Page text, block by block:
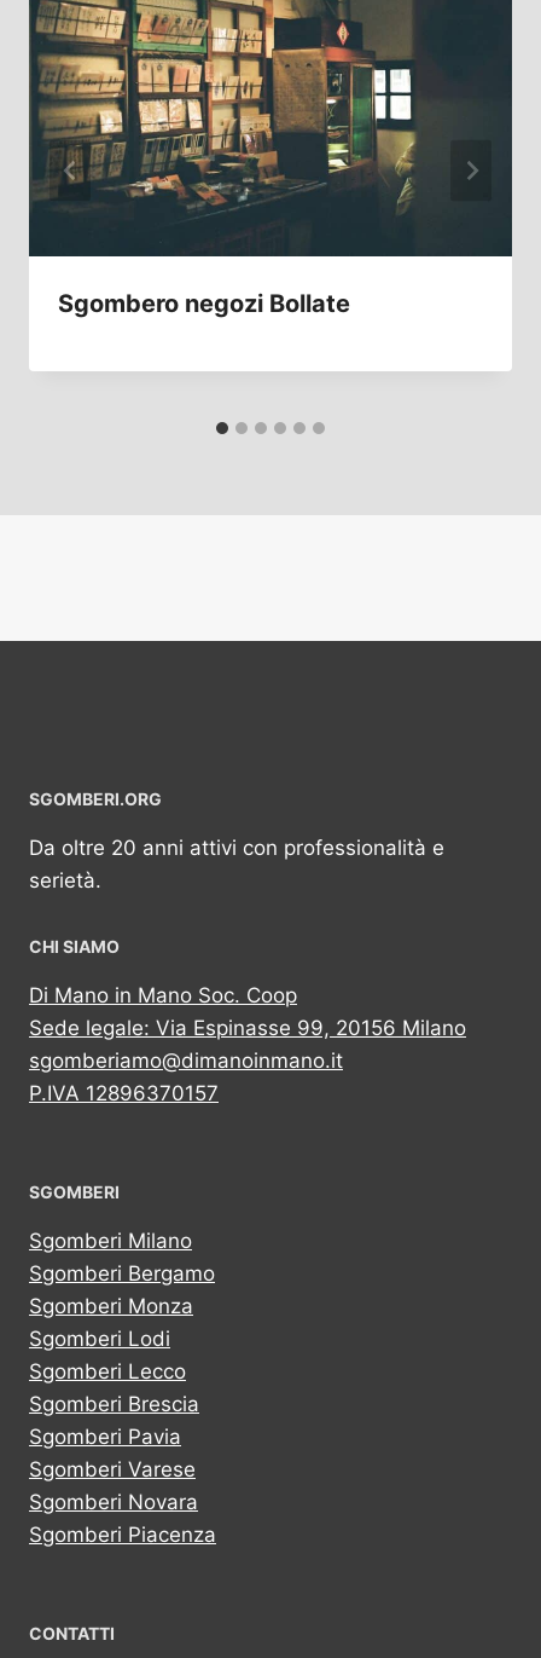
Sgombero negozi Bollate
SGOMBERI.ORG
Da oltre 20 anni attivi con professionalità e
serietà.
CHI SIAMO
Di Mano in Mano Soc. Coop
Sede legale: Via Espinasse 99, 20156 Milano
sgomberiamo@dimanoinmano.it
P.IVA 12896370157
SGOMBERI
Sgomberi Milano
Sgomberi Bergamo
Sgomberi Monza
Sgomberi Lodi
Sgomberi Lecco
Sgomberi Brescia
Sgomberi Pavia
Sgomberi Varese
Sgomberi Novara
Sgomberi Piacenza
CONTATTI